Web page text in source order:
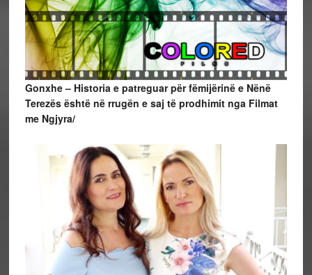
Gonxhe – Historia e patreguar për fëmijërinë e Nënë
Terezës është në rrugën e saj të prodhimit nga Filmat
me Ngjyra/